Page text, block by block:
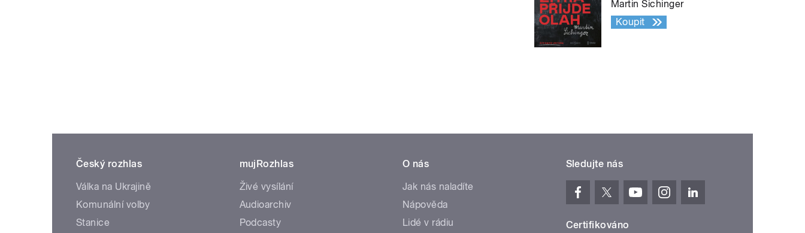
Martin Sichinger
Koupit
Český rozhlas
Válka na Ukrajině
Komunální volby
Stanice
mujRozhlas
Živé vysílání
Audioarchiv
Podcasty
O nás
Jak nás naladíte
Nápověda
Lidé v rádiu
Sledujte nás
Certifikováno